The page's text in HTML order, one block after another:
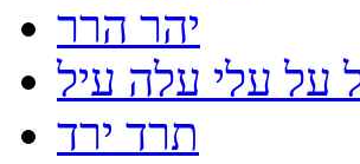
יהר הרר
עלי עלה עיל
תרד ירד